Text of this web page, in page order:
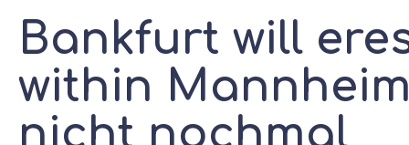
Bankfurt will
within
nicht nochmal